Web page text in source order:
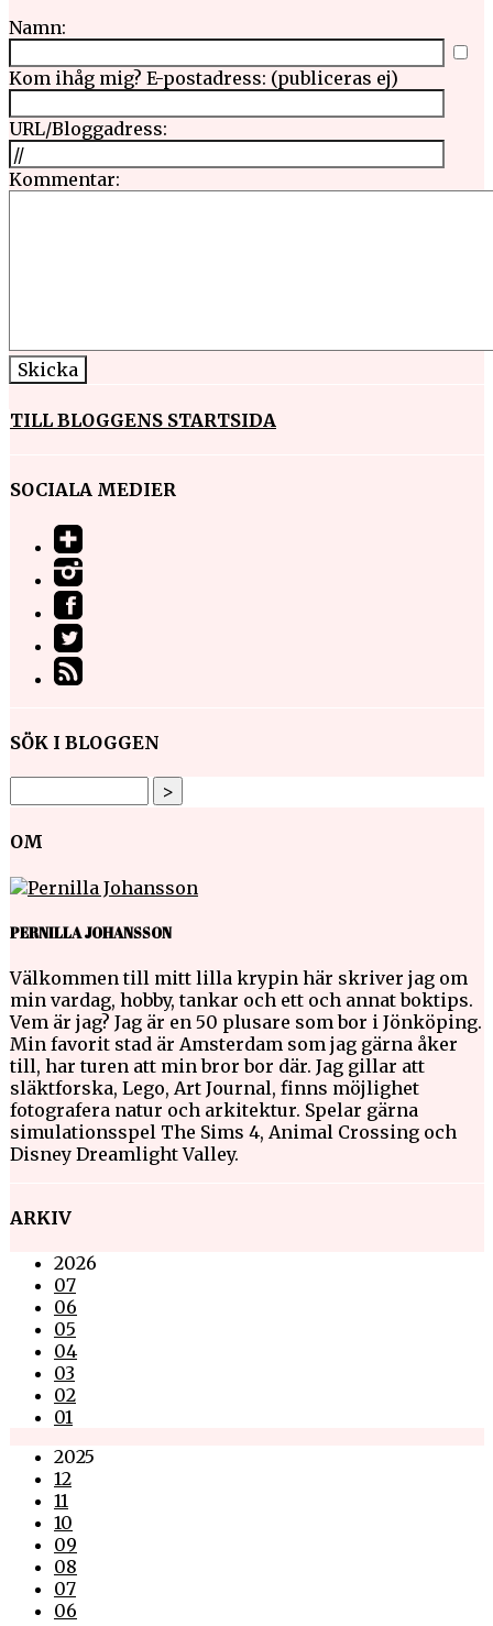
Namn:
Kom ihåg mig? E-postadress: (publiceras ej)
URL/Bloggadress:
Kommentar:
TILL BLOGGENS STARTSIDA
SOCIALA MEDIER
SÖK I BLOGGEN
OM
PERNILLA JOHANSSON
Välkommen till mitt lilla krypin här skriver jag om
min vardag, hobby, tankar och ett och annat boktips.
Vem är jag? Jag är en 50 plusare som bor i Jönköping.
Min favorit stad är Amsterdam som jag gärna åker
till, har turen att min bror bor där. Jag gillar att
släktforska, Lego, Art Journal, finns möjlighet
fotografera natur och arkitektur. Spelar gärna
simulationsspel The Sims 4, Animal Crossing och
Disney Dreamlight Valley.
ARKIV
2026
07
06
05
04
03
02
01
2025
12
11
10
09
08
07
06